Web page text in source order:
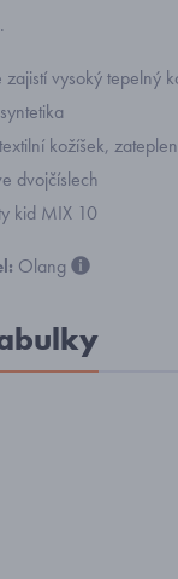
.
vysoký tepelný
kožíšek,
dvojčíslech
kid MIX 10
Olang